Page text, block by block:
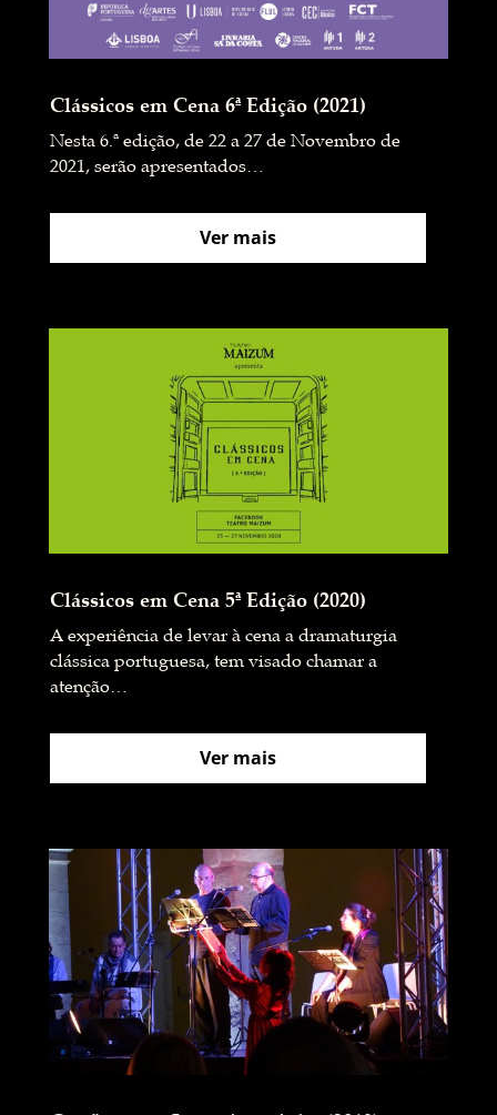
Clássicos em Cena 6ª Edição (2021)
Nesta 6.ª edição, de 22 a 27 de Novembro de
2021, serão apresentados…
Ver mais
Clássicos em Cena 5ª Edição (2020)
A experiência de levar à cena a dramaturgia
clássica portuguesa, tem visado chamar a
atenção…
Ver mais